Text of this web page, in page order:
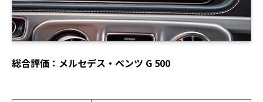
総合評価：メルセデス・ベンツ G 500